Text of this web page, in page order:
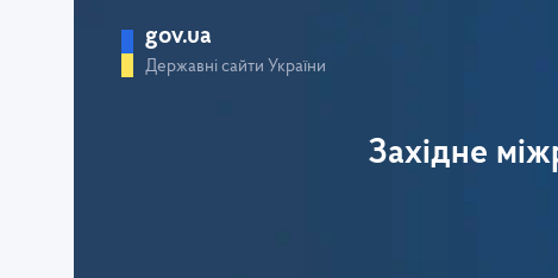
gov.ua
Державні сайти України
Західне